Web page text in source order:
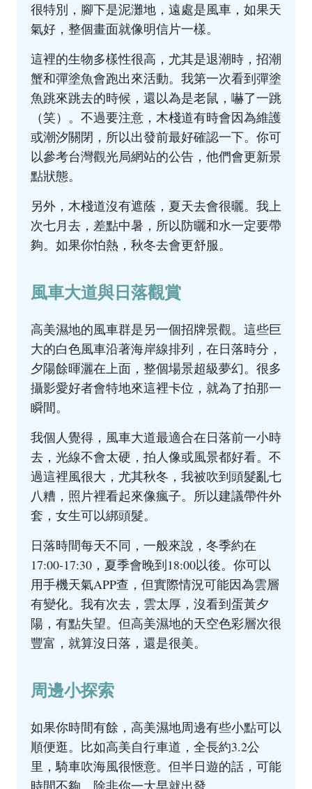
很特別，腳下是泥灘地，遠處是風車，如果天
氣好，整個畫面就像明信片一樣。
這裡的生物多樣性很高，尤其是退潮時，招潮
蟹和彈塗魚會跑出來活動。我第一次看到彈塗
魚跳來跳去的時候，還以為是老鼠，嚇了一跳
（笑）。不過要注意，木棧道有時會因為維護
或潮汐關閉，所以出發前最好確認一下。你可
以參考台灣觀光局網站的公告，他們會更新景
點狀態。
另外，木棧道沒有遮蔭，夏天去會很曬。我上
次七月去，差點中暑，所以防曬和水一定要帶
夠。如果你怕熱，秋冬去會更舒服。
風車大道與日落觀賞
高美濕地的風車群是另一個招牌景觀。這些巨
大的白色風車沿著海岸線排列，在日落時分，
夕陽餘暉灑在上面，整個場景超級夢幻。很多
攝影愛好者會特地來這裡卡位，就為了拍那一
瞬間。
我個人覺得，風車大道最適合在日落前一小時
去，光線不會太硬，拍人像或風景都好看。不
過這裡風很大，尤其秋冬，我被吹到頭髮亂七
八糟，照片裡看起來像瘋子。所以建議帶件外
套，女生可以綁頭髮。
日落時間每天不同，一般來說，冬季約在
17:00-17:30，夏季會晚到18:00以後。你可以
用手機天氣APP查，但實際情況可能因為雲層
有變化。我有次去，雲太厚，沒看到蛋黃夕
陽，有點失望。但高美濕地的天空色彩層次很
豐富，就算沒日落，還是很美。
周邊小探索
如果你時間有餘，高美濕地周邊有些小點可以
順便逛。比如高美自行車道，全長約3.2公
里，騎車吹海風很愜意。但半日遊的話，可能
時間不夠，除非你一大早就出發。